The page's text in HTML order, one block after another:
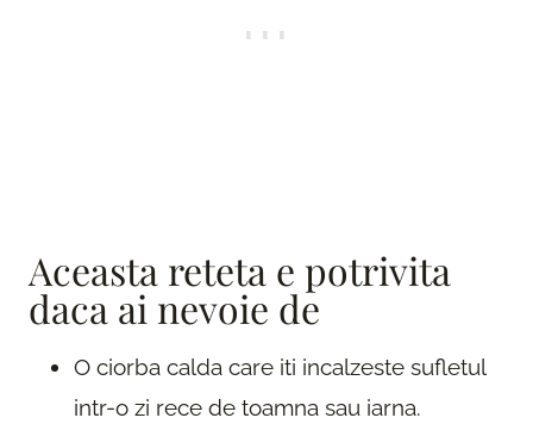
Aceasta reteta e potrivita
daca ai nevoie de
O ciorba calda care iti incalzeste sufletul
intr-o zi rece de toamna sau iarna.